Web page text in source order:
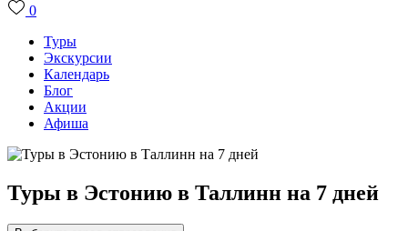
0
Туры
Экскурсии
Календарь
Блог
Акции
Афиша
Туры в Эстонию в Таллинн на 7 дней